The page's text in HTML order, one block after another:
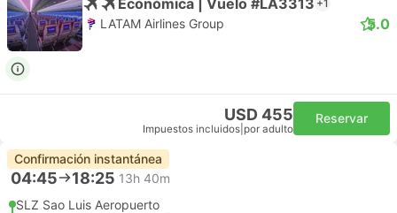
+1
LATAM Airlines Group 5.0
USD 455
Impuestos incluidos por adulto
Reservar
Confirmación instantánea
04:45 18:25 13h 40m
SLZ Sao Luis Aeropuerto